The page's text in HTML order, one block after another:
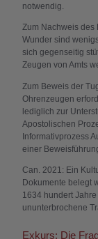
notwendig.
Zum Nachweis des
Wunder sind
sich gegenseitig
Zeugen von Amts
Zum Beweis der
Ohrenzeugen
lediglich zur
Apostolischen
Informativprozess
einer
Can. 2021: Ein
Dokumente belegt
1634 hundert
ununterbrochene
Exkurs: Die